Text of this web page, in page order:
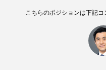
こちらのポジションは下記コ